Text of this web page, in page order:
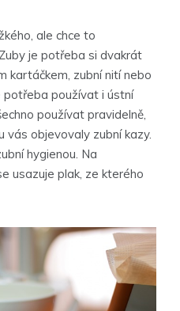
ale chce to
je potřeba si dvakrát
kartáčkem, zubní nití nebo
potřeba používat i ústní
používat pravidelně,
vás objevovaly zubní kazy.
hygienou. Na
usazuje plak, ze kterého